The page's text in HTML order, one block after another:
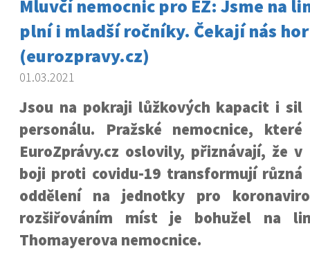
Mluvčí nemocnic pro EZ: Jsme na
plní i mladší ročníky. Čekají nás
(eurozpravy.cz)
01.03.2021
Jsou na pokraji lůžkových kapacit i sil
personálu. Pražské nemocnice, které
EuroZprávy.cz oslovily, přiznávají, že v
boji proti covidu-19 transformují různá
oddělení na jednotky pro
rozšiřováním míst je bohužel na
Thomayerova nemocnice.